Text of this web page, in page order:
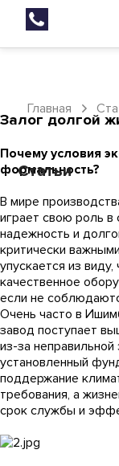
Главная
Статьи
Залог долгой
Почему условия
формальность?
В мире
играет свою роль в
надежность и
критически
упускается из
качественное
если не
Очень часто в
завод поступает
из-за
установленный
поддержание
требования, а
срок службы и